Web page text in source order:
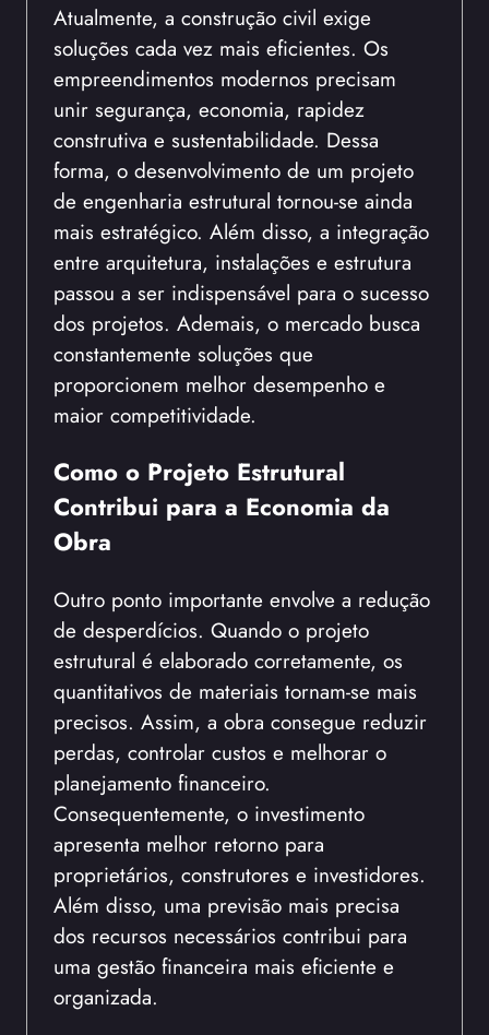
Atualmente, a construção civil exige
soluções cada vez mais eficientes. Os
empreendimentos modernos precisam
unir segurança, economia, rapidez
construtiva e sustentabilidade. Dessa
forma, o desenvolvimento de um projeto
de engenharia estrutural tornou-se ainda
mais estratégico. Além disso, a integração
entre arquitetura, instalações e estrutura
passou a ser indispensável para o sucesso
dos projetos. Ademais, o mercado busca
constantemente soluções que
proporcionem melhor desempenho e
maior competitividade.
Como o Projeto Estrutural
Contribui para a Economia da
Obra
Outro ponto importante envolve a redução
de desperdícios. Quando o projeto
estrutural é elaborado corretamente, os
quantitativos de materiais tornam-se mais
precisos. Assim, a obra consegue reduzir
perdas, controlar custos e melhorar o
planejamento financeiro.
Consequentemente, o investimento
apresenta melhor retorno para
proprietários, construtores e investidores.
Além disso, uma previsão mais precisa
dos recursos necessários contribui para
uma gestão financeira mais eficiente e
organizada.